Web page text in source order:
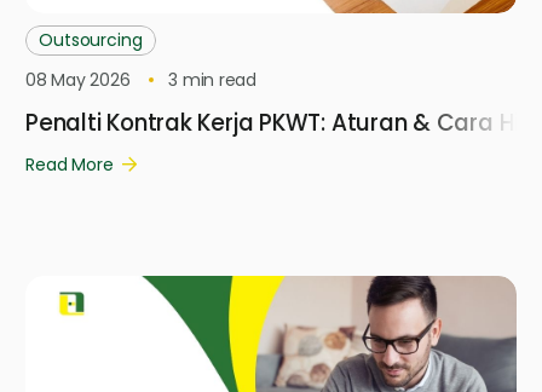
Outsourcing
08 May 2026
3 min read
Penalti Kontrak Kerja PKWT: Aturan & Cara
Read More